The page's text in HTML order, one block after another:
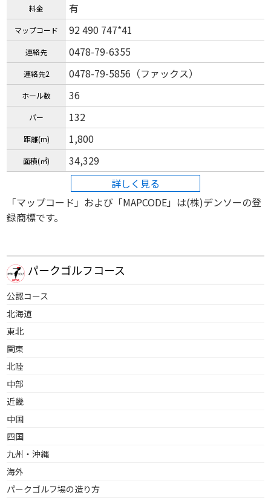
パークゴルフコース
公認コース
北海道
東北
関東
北陸
中部
近畿
中国
四国
九州・沖縄
海外
パークゴルフ場の造り方
料金 有
マップコード 92 490 747*41
連絡先 0478-79-6355
連絡先2 0478-79-5856（ファックス）
ホール数 36
パー 132
距離(m) 1,800
面積(㎡)
34,329
詳しく見る
「マップコード」および「MAPCODE」は(株)デンソーの登
録商標です。